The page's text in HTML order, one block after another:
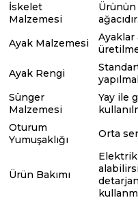
İskelet
Malzemesi
Ürünün
ağacıdır.
Ayak Malzemesi
Ayaklar
Ayak Rengi
Sünger
Malzemesi
Yay ile
Oturum
Yumuşaklığı
Orta
Ürün Bakımı